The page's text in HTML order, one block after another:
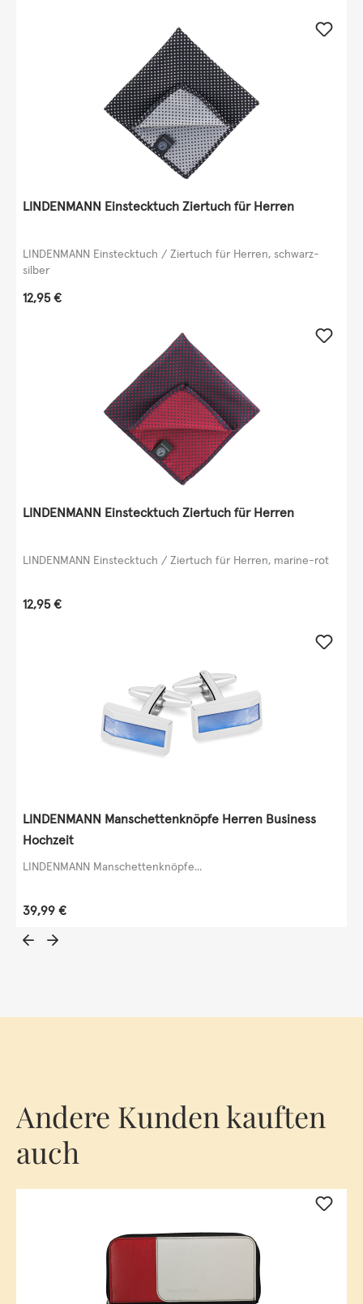
LINDENMANN Einstecktuch Ziertuch für Herren
LINDENMANN Einstecktuch / Ziertuch für Herren, schwarz-
silber
Regulärer Preis:
12,95 €
LINDENMANN Einstecktuch Ziertuch für Herren
LINDENMANN Einstecktuch / Ziertuch für Herren, marine-rot
Regulärer Preis:
12,95 €
LINDENMANN Manschettenknöpfe Herren Business
Hochzeit
LINDENMANN Manschettenknöpfe...
Regulärer Preis:
39,99 €
Andere Kunden kauften
auch